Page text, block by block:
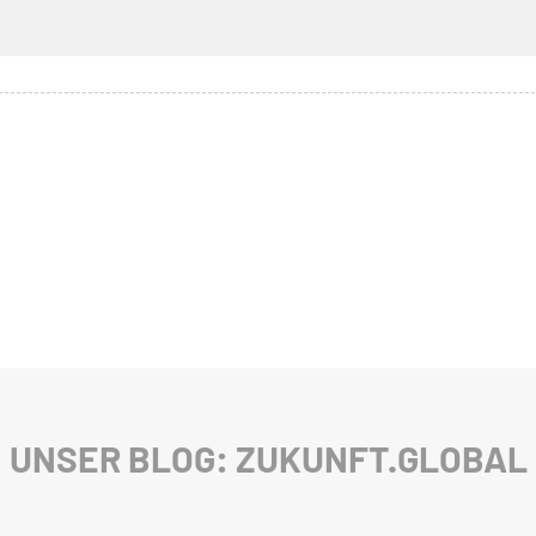
UNSER BLOG: ZUKUNFT.GLOBAL